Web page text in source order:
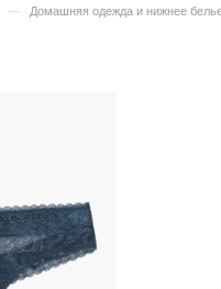
– Домашняя одежда и нижнее